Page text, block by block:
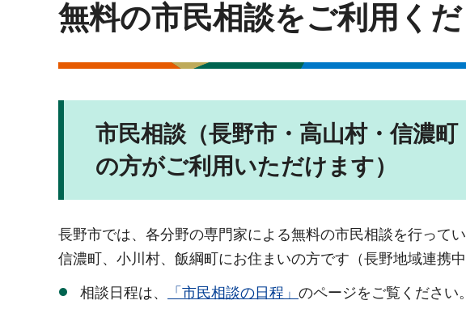
無料の市民相談をご利用く
市民相談（長野市・高山村・信濃
の方がご利用いただけます）
長野市では、各分野の専門家による無料の市民相談を行って
信濃町、小川村、飯綱町にお住まいの方です（長野地域連携
相談日程は、 「市民相談の日程」 のページをご覧ください。